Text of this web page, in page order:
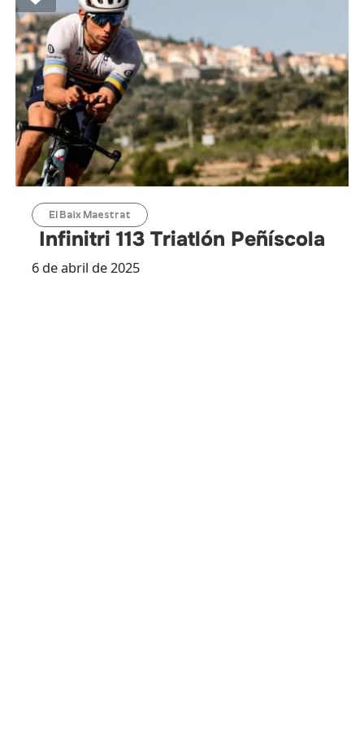
El Baix Maestrat
Infinitri 113 Triatlón Peñíscola
6 de abril de 2025